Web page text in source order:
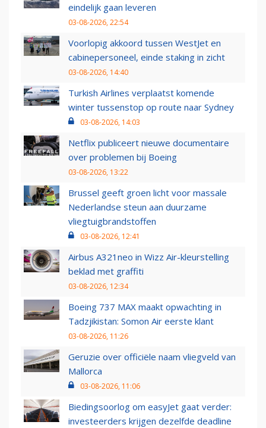
eindelijk gaan leveren
03-08-2026, 22:54
Voorlopig akkoord tussen WestJet en
cabinepersoneel, einde staking in zicht
03-08-2026, 14:40
Turkish Airlines verplaatst komende
winter tussenstop op route naar Sydney
03-08-2026, 14:03
Netflix publiceert nieuwe documentaire
over problemen bij Boeing
03-08-2026, 13:22
Brussel geeft groen licht voor massale
Nederlandse steun aan duurzame
vliegtuigbrandstoffen
03-08-2026, 12:41
Airbus A321neo in Wizz Air-kleurstelling
beklad met graffiti
03-08-2026, 12:34
Boeing 737 MAX maakt opwachting in
Tadzjikistan: Somon Air eerste klant
03-08-2026, 11:26
Geruzie over officiële naam vliegveld van
Mallorca
03-08-2026, 11:06
Biedingsoorlog om easyJet gaat verder:
investeerders krijgen dezelfde deadline